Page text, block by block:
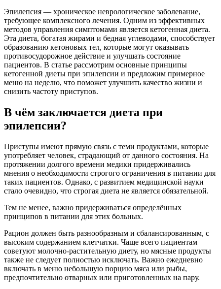
Эпилепсия — хроническое неврологическое заболевание,
требующее комплексного лечения. Одним из эффективных
методов управления симптомами является кетогенная диета.
Эта диета, богатая жирами и бедная углеводами, способствует
образованию кетоновых тел, которые могут оказывать
противосудорожное действие и улучшать состояние
пациентов. В статье рассмотрим основные принципы
кетогенной диеты при эпилепсии и предложим примерное
меню на неделю, что поможет улучшить качество жизни и
снизить частоту приступов.
В чём заключается диета при
эпилепсии?
Приступы имеют прямую связь с теми продуктами, которые
употребляет человек, страдающий от данного состояния. На
протяжении долгого времени медики придерживались
мнения о необходимости строгого ограничения в питании для
таких пациентов. Однако, с развитием медицинской науки
стало очевидно, что строгая диета не является обязательной.
Тем не менее, важно придерживаться определённых
принципов в питании для этих больных.
Рацион должен быть разнообразным и сбалансированным, с
высоким содержанием клетчатки. Чаще всего пациентам
советуют молочно-растительную диету, но мясные продукты
также не следует полностью исключать. Важно ежедневно
включать в меню небольшую порцию мяса или рыбы,
предпочтительно отварных или приготовленных на пару.